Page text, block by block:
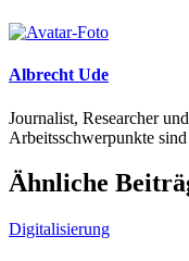
Albrecht Ude
Journalist, Researcher
Arbeitsschwerpunkte
Ähnliche
Digitalisierung